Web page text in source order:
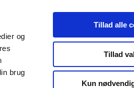
og
brug
Tillad alle
Tillad
Kun
Særlige
produktområder